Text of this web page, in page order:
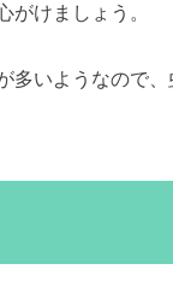
がけましょう。
多いようなので